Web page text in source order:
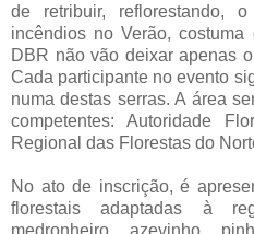
de retribuir, reflorestando,
incêndios no Verão, costuma
DBR não vão deixar apenas
Cada participante no evento
numa destas serras. A área
competentes: Autoridade
Regional das Florestas do
No ato de inscrição, é
florestais adaptadas à
medronheiro, azevinho,